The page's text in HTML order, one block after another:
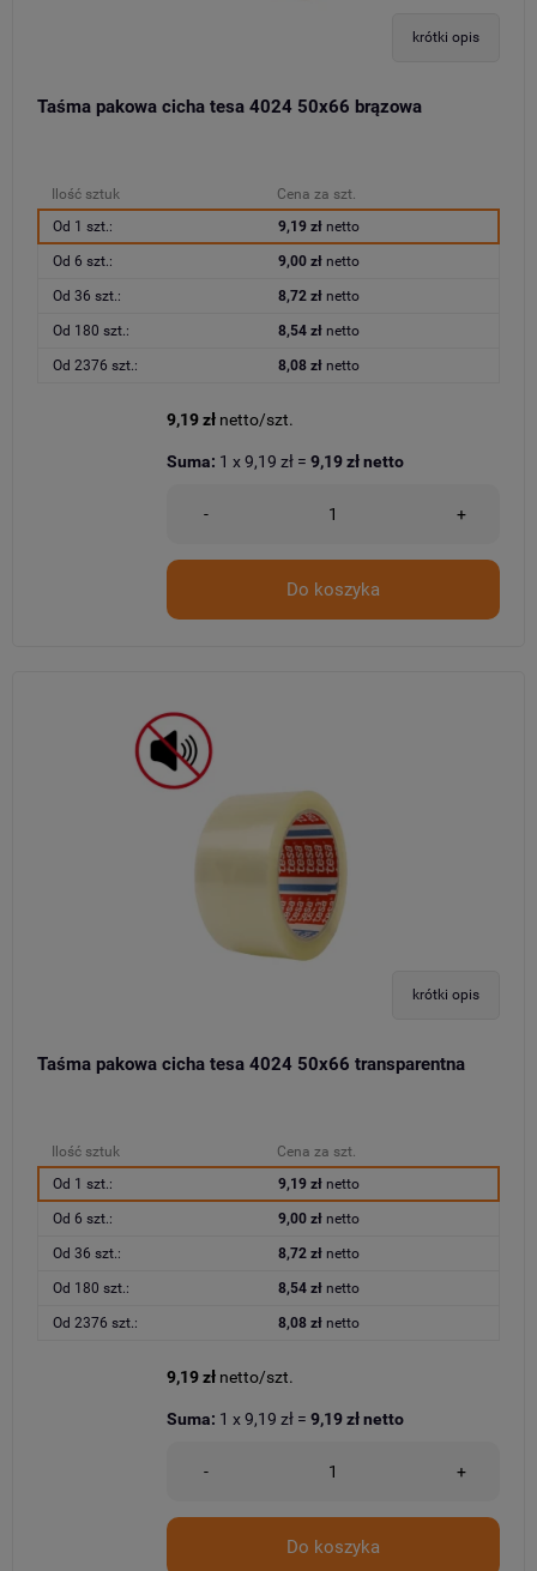
krótki opis
Taśma pakowa cicha tesa 4024 50x66 brązowa
Ilość sztuk
Cena za szt.
Od 1 szt.:
9,19 złnetto
Od 6 szt.: 9,00 złnetto
Od 36 szt.: 8,72 złnetto
Od 180 szt.: 8,54 złnetto
Od 2376 szt.: 8,08 złnetto
9,19 zł netto/szt.
- +
Do koszyka
Suma: 1 x9,19 zł = 9,19 złnetto
krótki opis
Taśma pakowa cicha tesa 4024 50x66 transparentna
Ilość sztuk
Cena za szt.
Od 1 szt.:
9,19 złnetto
Od 6 szt.: 9,00 złnetto
Od 36 szt.: 8,72 złnetto
Od 180 szt.: 8,54 złnetto
Od 2376 szt.: 8,08 złnetto
9,19 zł netto/szt.
- +
Do koszyka
Suma: 1 x9,19 zł = 9,19 złnetto